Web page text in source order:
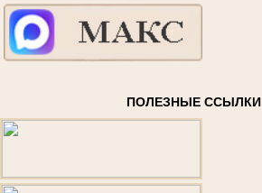
ПОЛЕЗНЫЕ ССЫЛКИ